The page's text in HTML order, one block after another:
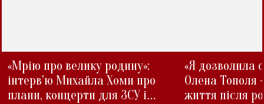
«Мрію про велику родину»:
інтерв'ю Михайла Хоми про
плани, концерти для ЗСУ і
«Я дозволила
Олена Тополя
життя після